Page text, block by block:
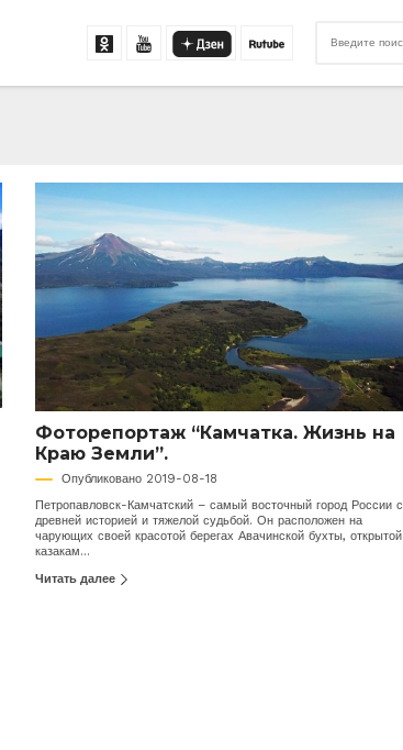
Фоторепортаж “Камчатка. Жизнь на
Краю Земли”.
Опубликовано 2019-08-18
Петропавловск-Камчатский – самый восточный город России с
древней историей и тяжелой судьбой. Он расположен на
чарующих своей красотой берегах Авачинской бухты, открытой
казакам...
Читать далее